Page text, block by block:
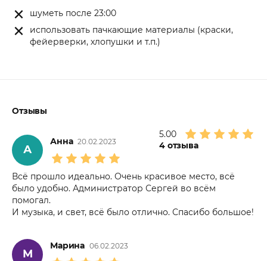
шуметь после 23:00
использовать пачкающие материалы (краски,
фейерверки, хлопушки и т.п.)
Отзывы
5.00
4отзыва
А
Анна 20.02.2023
Всё прошло идеально. Очень красивое место, всё
было удобно. Администратор Сергей во всём
помогал.
И музыка, и свет, всё было отлично. Спасибо большое!
М
Марина 06.02.2023